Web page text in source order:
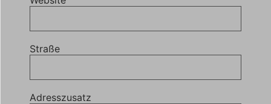
Straße
Adresszusatz